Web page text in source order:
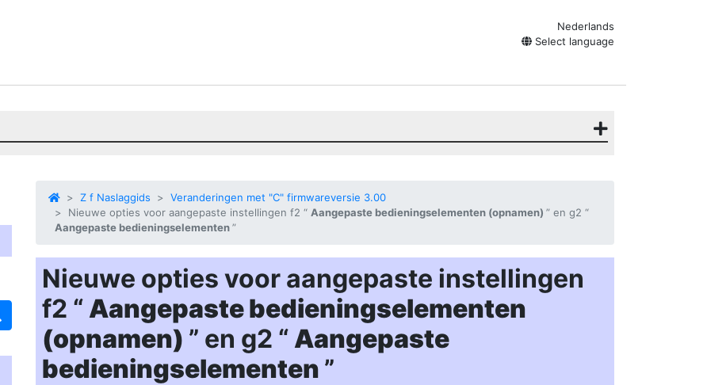
Nederlands
Select language
Z f Naslaggids
Veranderingen met "C" firmwareversie 3.00
Nieuwe opties voor aangepaste instellingen f2 “ Aangepaste bedieningselementen (opnamen) ” en g2 “
Aangepaste bedieningselementen”
Nieuwe opties voor aangepaste instellingen
f2 “Aangepaste bedieningselementen
(opnamen) ” en g2 “Aangepaste
bedieningselementen ”